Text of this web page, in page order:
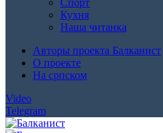
Спорт
Кухня
Наша читанка
Авторы проекта Балканист
О проекте
На српском
Video
Telegram